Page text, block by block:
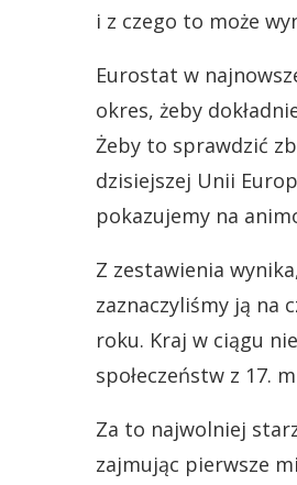
i z czego to może
Eurostat w
okres, żeby
Żeby to sprawdzić
dzisiejszej Unii
pokazujemy na
Z zestawienia
zaznaczyliśmy ją na
roku. Kraj w ciągu
społeczeństw z 17.
Za to najwolniej
zajmując pierwsze